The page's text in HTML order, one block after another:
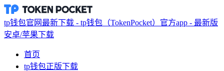
tp钱包官网最新下载 - tp钱包（TokenPocket）官方app - 最新版
安卓/苹果下载
首页
tp钱包正版下载